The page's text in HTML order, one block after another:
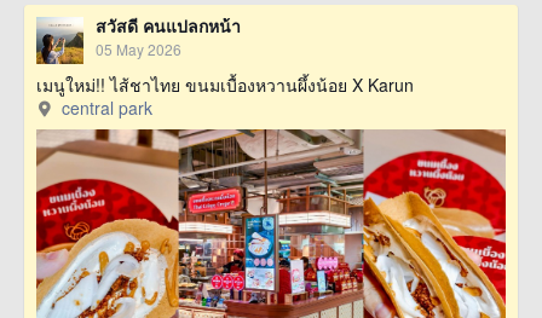
สวัสดี คนแปลกหน้า
05 May 2026
เมนูใหม่!! ไส้ชาไทย ขนมเบื้องหวานผึ้งน้อย X Karun
central park